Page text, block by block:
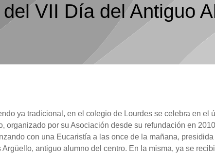
VII Día del Antiguo
ya tradicional, en el colegio de Lourdes se celebra en el
organizado por su Asociación desde su refundación en
con una Eucaristía a las once de la mañana,
antiguo alumno del centro. En la misma, ya se